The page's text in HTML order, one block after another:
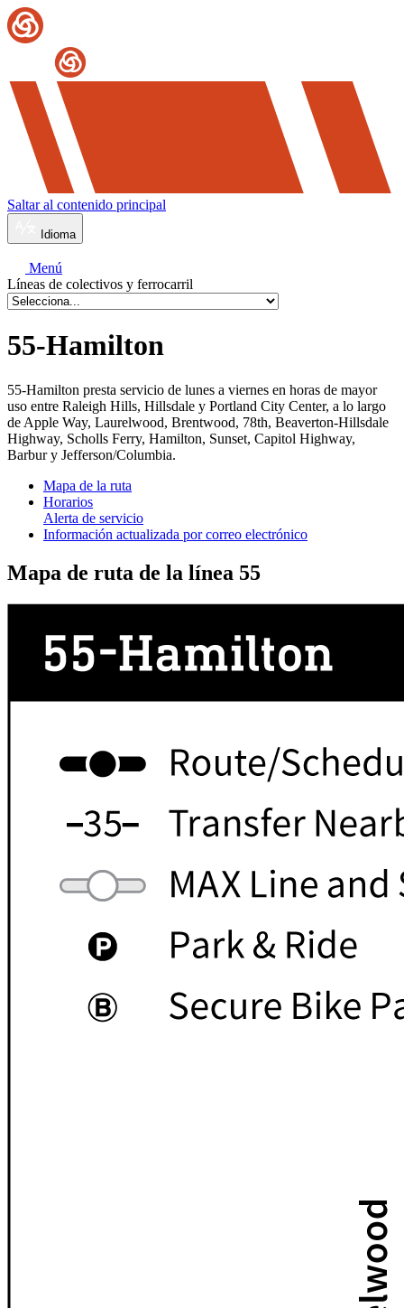
Saltar al contenido principal
Idioma
Menú
Líneas de colectivos y ferrocarril
55-Hamilton
55-Hamilton presta servicio de lunes a viernes en horas de mayor
uso entre Raleigh Hills, Hillsdale y Portland City Center, a lo largo
de Apple Way, Laurelwood, Brentwood, 78th, Beaverton-Hillsdale
Highway, Scholls Ferry, Hamilton, Sunset, Capitol Highway,
Barbur y Jefferson/Columbia.
Mapa de la ruta
Horarios
Alerta de servicio
Información actualizada por correo electrónico
Mapa de ruta de la línea 55